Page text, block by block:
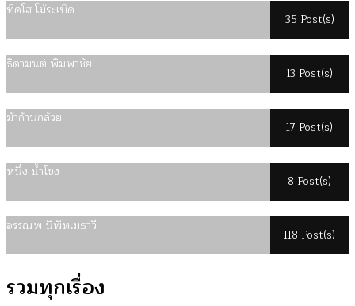
ทิดโส โม้ระเบิด
35 Post(s)
ธิดามนต์ พิมพาชัย
13 Post(s)
ม้าก้านกล้วย
17 Post(s)
หนึ่ง น้ำโขง
8 Post(s)
อรรณพ นิพิทเมธาวี
118 Post(s)
รวมทุกเรื่อง